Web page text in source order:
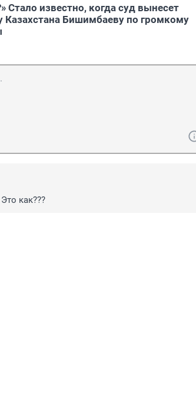
Стало известно, когда суд вынесет
Казахстана Бишимбаеву по громкому
как???